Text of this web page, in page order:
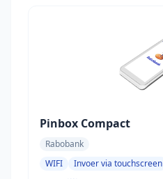
Pinbox Compact
Rabobank
WIFI
Invoer via touchscreen